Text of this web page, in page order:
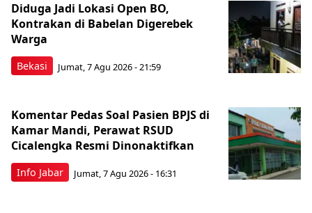
Bekasi
Diduga Jadi Lokasi Open BO,
Kontrakan di Babelan Digerebek
Warga
Jumat, 7 Agu 2026 - 21:59
Info Jabar
Komentar Pedas Soal Pasien BPJS di
Kamar Mandi, Perawat RSUD
Cicalengka Resmi Dinonaktifkan
Jumat, 7 Agu 2026 - 16:31